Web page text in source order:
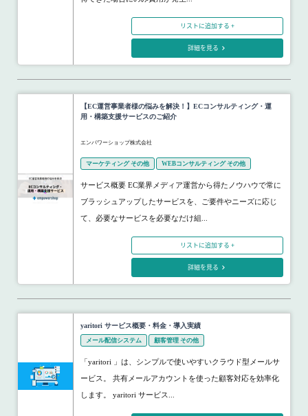
リストに追加する +
詳細を見る
【EC運営事業者様の悩みを解決！】ECコンサルティング・運
用・構築支援サービスのご紹介
エンパワーショップ株式会社
マーケティング その他 WEBコンサルティング その他
サービス概要 EC業界メディア運営から得たノウハウで常に
ブラッシュアップしたサービスを、ご要件やニーズに応じ
て、必要なサービスを必要なだけ組...
リストに追加する +
詳細を見る
yaritori サービス概要・料金・導入実績
メール配信システム 顧客管理 その他
「yaritori 」は、シンプルで使いやすいクラウド型メールサ
ービス。 共有メールアカウントを使った顧客対応を効率化
します。 yaritori サービス...